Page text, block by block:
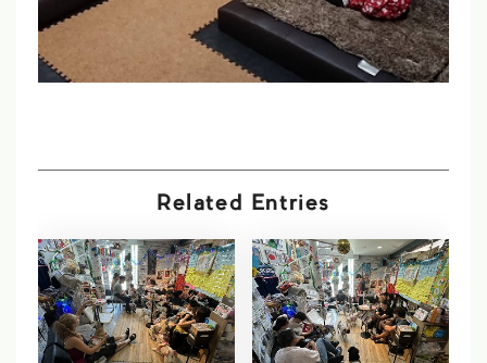
Related Entries